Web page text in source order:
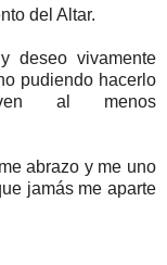
del Altar.
deseo vivamente
pudiendo hacerlo
ven al menos
abrazo y me uno
jamás me aparte